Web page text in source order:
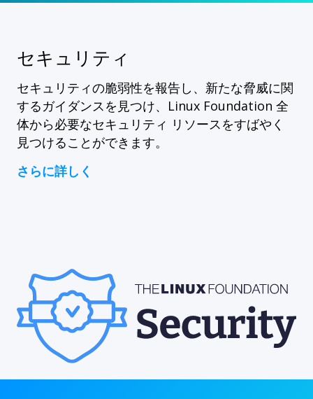
セキュリティ
セキュリティの脆弱性を報告し、新たな脅威に関
するガイダンスを見つけ、Linux Foundation 全
体から必要なセキュリティ リソースをすばやく
見つけることができます。
さらに詳しく